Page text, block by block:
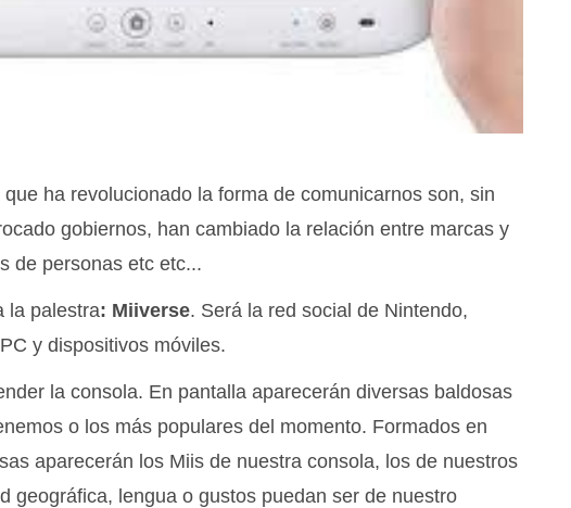
ha revolucionado la forma de comunicarnos son, sin
gobiernos, han cambiado la relación entre marcas y
de personas etc etc...
la palestra: Miiverse. Será la red social de Nintendo,
y dispositivos móviles.
la consola. En pantalla aparecerán diversas baldosas
o los más populares del momento. Formados en
aparecerán los Miis de nuestra consola, los de nuestros
geográfica, lengua o gustos puedan ser de nuestro